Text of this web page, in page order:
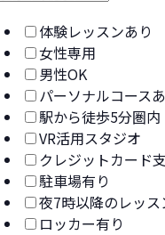
体験レッスンあり
女性専用
男性OK
パーソナルコース
駅から徒歩5分圏内
VR活用スタジオ
クレジットカード
駐車場有り
夜7時以降のレッス
ロッカー有り